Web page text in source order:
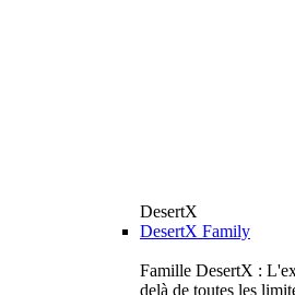
DesertX
DesertX Family
Famille DesertX :
delà de toutes les